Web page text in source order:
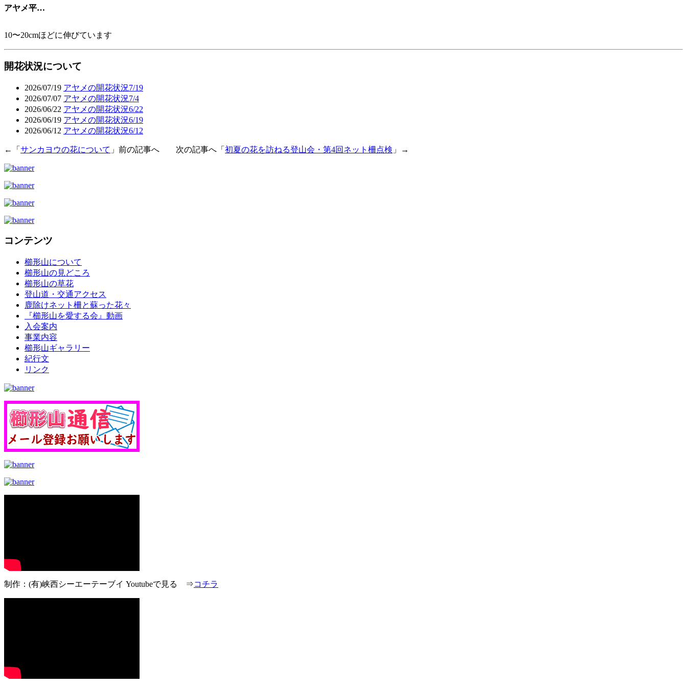
アヤメ平…
10〜20cmほどに伸びています
開花状況について
2026/07/19 アヤメの開花状況7/19
2026/07/07 アヤメの開花状況7/4
2026/06/22 アヤメの開花状況6/22
2026/06/19 アヤメの開花状況6/19
2026/06/12 アヤメの開花状況6/12
←「 サンカヨウの花について 」前の記事へ 次の記事へ「 初夏の花を訪ねる登山会・第4回ネット柵点検 」→
コンテンツ
櫛形山について
櫛形山の見どころ
櫛形山の草花
登山道・交通アクセス
鹿除けネット柵と蘇った花々
『櫛形山を愛する会』動画
入会案内
事業内容
櫛形山ギャラリー
紀行文
リンク
制作：(有)峡西シーエーテーブイ Youtubeで見る ⇒コチラ